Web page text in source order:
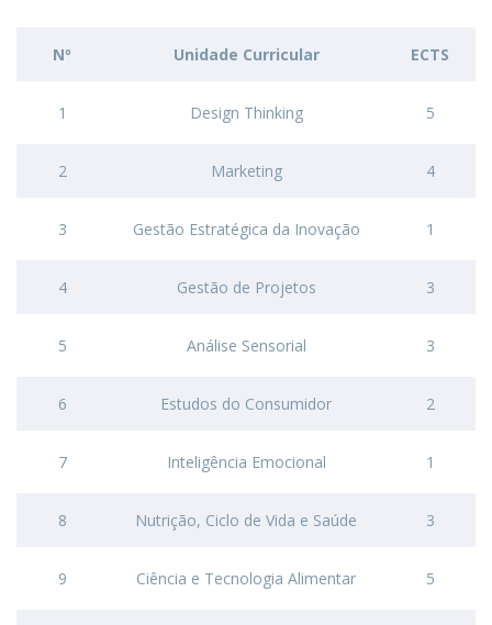
Nº Unidade Curricular ECTS
1 Design Thinking 5
2 Marketing 4
3 Gestão Estratégica da Inovação 1
4 Gestão de Projetos 3
5 Análise Sensorial 3
6 Estudos do Consumidor 2
7 Inteligência Emocional 1
8 Nutrição, Ciclo de Vida e Saúde 3
9 Ciência e Tecnologia Alimentar 5